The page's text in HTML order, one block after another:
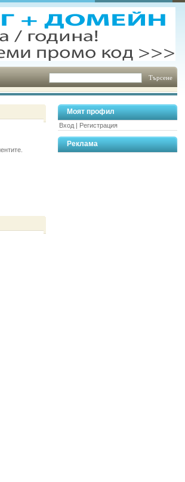
Моят профил
Вход | Регистрация
Реклама